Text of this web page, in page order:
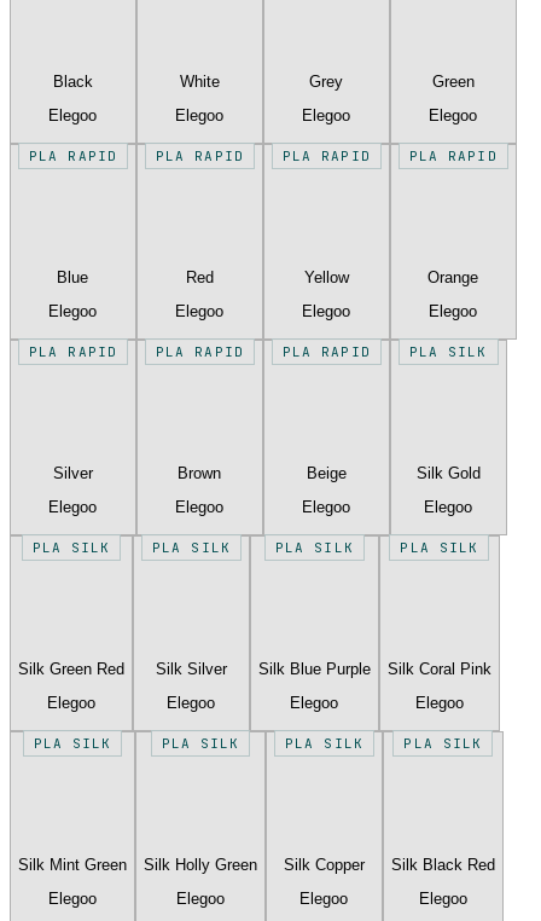
Black
Elegoo
White
Elegoo
Grey
Elegoo
Green
Elegoo
PLA RAPID
Blue
Elegoo
PLA RAPID
Red
Elegoo
PLA RAPID
Yellow
Elegoo
PLA RAPID
Orange
Elegoo
PLA RAPID
Silver
Elegoo
PLA RAPID
Brown
Elegoo
PLA RAPID
Beige
Elegoo
PLA SILK
Silk Gold
Elegoo
PLA SILK
Silk Green Red
Elegoo
PLA SILK
Silk Silver
Elegoo
PLA SILK
Silk Blue Purple
Elegoo
PLA SILK
Silk Coral Pink
Elegoo
PLA SILK
Silk Mint Green
Elegoo
PLA SILK
Silk Holly Green
Elegoo
PLA SILK
Silk Copper
Elegoo
PLA SILK
Silk Black Red
Elegoo